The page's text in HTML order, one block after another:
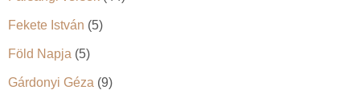
Fekete István (5)
Föld Napja (5)
Gárdonyi Géza (9)